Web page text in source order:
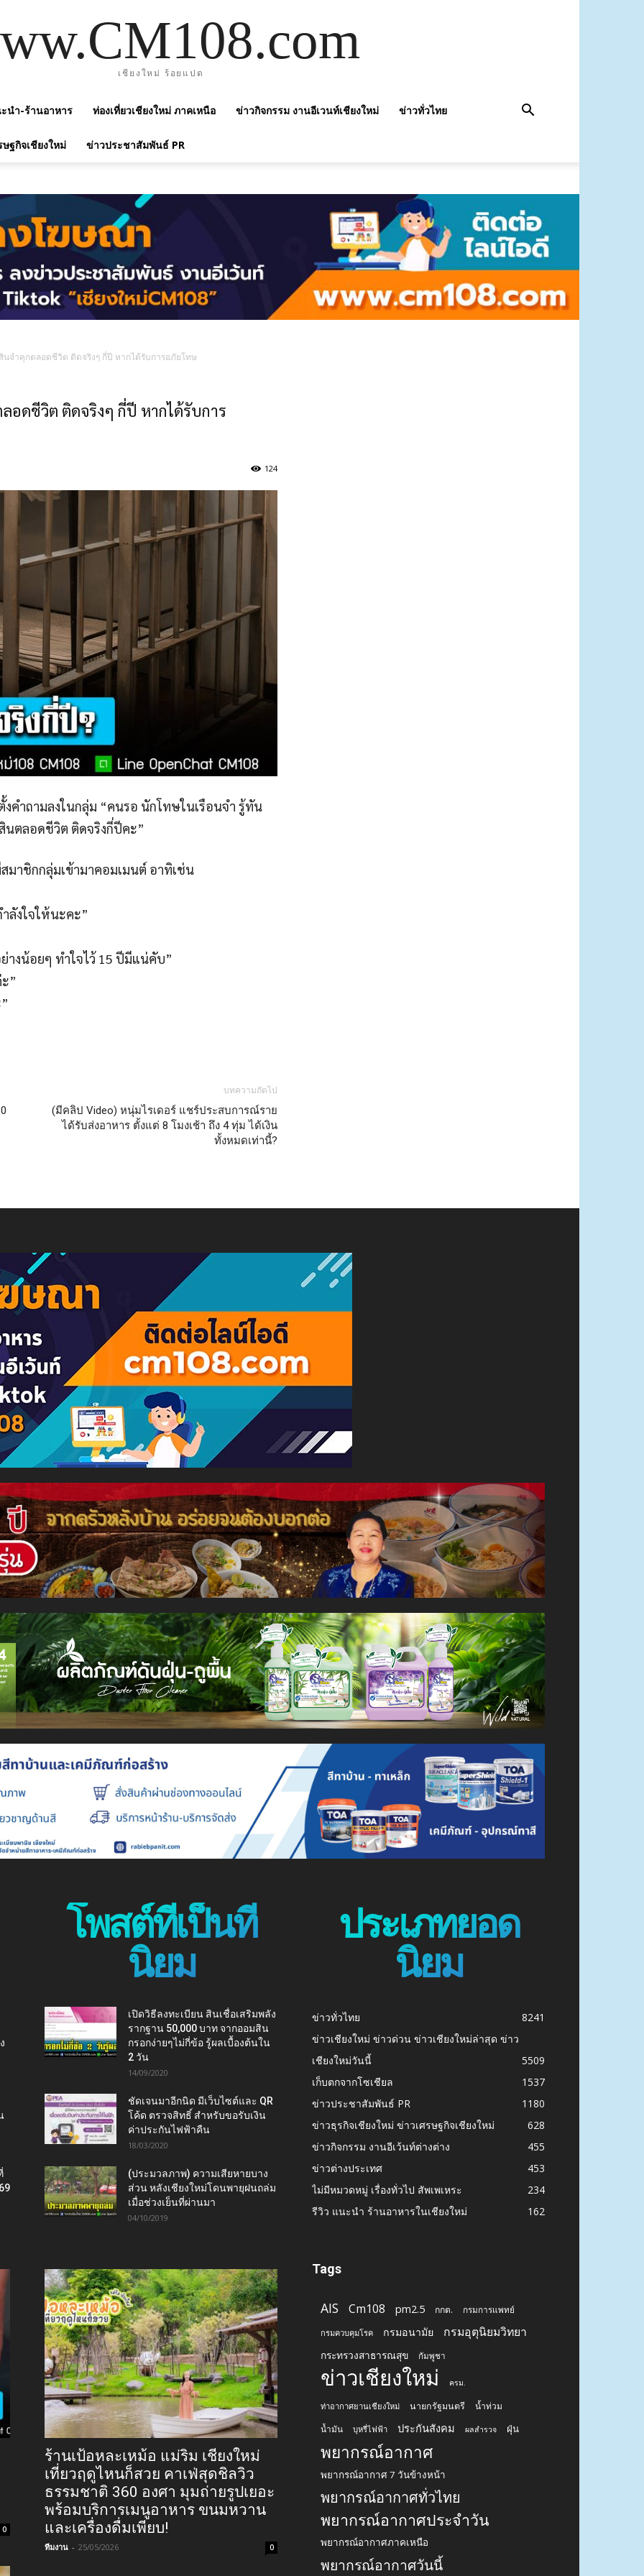
เชียงใหม่ ร้อยแปด
นำ-ร้านอาหาร ท่องเที่ยวเชียงใหม่ ภาคเหนือ ข่าวกิจกรรม งานอีเวนท์เชียงใหม่ ข่าวทั่วไทย
ฐกิจเชียงใหม่ ข่าวประชาสัมพันธ์ PR
จำคุกตลอดชีวิต ติดจริงๆ กี่ปี หากได้รับการอภัยโทษ
ดชีวิต ติดจริงๆ กี่ปี หากได้รับการ
124
คำถามลงในกลุ่ม “คนรอ นักโทษในเรือนจำ รู้ทัน
นตลอดชีวิต ติดจริงกี่ปีคะ”
มาชิกกลุ่มเข้ามาคอมเมนต์ อาทิเช่น
ลังใจให้นะคะ”
งน้อยๆ ทำใจไว้ 15 ปีมีแน่คับ”
”
บทความถัดไป
(มีคลิป Video) หนุ่มไรเดอร์ แชร์ประสบการณ์ราย
ได้รับส่งอาหาร ตั้งแต่ 8 โมงเช้า ถึง 4 ทุ่ม ได้เงิน
ทั้งหมดเท่านี้?
0
โพสต์ที่เป็นที่
นิยม
เปิดวิธีลงทะเบียน สินเชื่อเสริมพลัง
รากฐาน 50,000 บาท จากออมสิน
กรอกง่ายๆไม่กี่ข้อ รู้ผลเบื้องต้นใน
2 วัน
14/09/2020
ชัดเจนมาอีกนิด มีเว็บไซต์และ QR
โค้ด ตรวจสิทธิ์ สำหรับขอรับเงิน
ค่าประกันไฟฟ้าคืน
18/03/2020
(ประมวลภาพ) ความเสียหายบาง
ส่วน หลังเชียงใหม่โดนพายุฝนถล่ม
เมื่อช่วงเย็นที่ผ่านมา
04/10/2019
ร้านเป้อหละเหม้อ แม่ริม เชียงใหม่
เที่ยวฤดูไหนก็สวย คาเฟ่สุดชิลวิว
ธรรมชาติ 360 องศา มุมถ่ายรูปเยอะ
พร้อมบริการเมนูอาหาร ขนมหวาน
และเครื่องดื่มเพียบ!
ทีมงาน - 25/05/2026 0
ประเภทยอด
นิยม
ข่าวทั่วไทย
8241
ข่าวเชียงใหม่ ข่าวด่วน ข่าวเชียงใหม่ล่าสุด ข่าว
เชียงใหม่วันนี้
5509
เก็บตกจากโซเชียล
1537
ข่าวประชาสัมพันธ์ PR
1180
ข่าวธุรกิจเชียงใหม่ ข่าวเศรษฐกิจเชียงใหม่
628
ข่าวกิจกรรม งานอีเว้นท์ต่างต่าง
455
ข่าวต่างประเทศ
453
ไม่มีหมวดหมู่ เรื่องทั่วไป สัพเพเหระ
234
รีวิว แนะนำ ร้านอาหารในเชียงใหม่
162
Tags
AIS Cm108 pm2.5 กกต. กรมการแพทย์
กรมควบคุมโรค กรมอนามัย กรมอุตุนิยมวิทยา
กระทรวงสาธารณสุข กัมพูชา
ข่าวเชียงใหม่ ครม.
ท่าอากาศยานเชียงใหม่ นายกรัฐมนตรี น้ำท่วม
น้ำมัน บุหรี่ไฟฟ้า ประกันสังคม ผลสำรวจ ฝุ่น
พยากรณ์อากาศ
พยากรณ์อากาศ 7 วันข้างหน้า
พยากรณ์อากาศทั่วไทย
พยากรณ์อากาศประจำวัน
พยากรณ์อากาศภาคเหนือ
พยากรณ์อากาศวันนี้